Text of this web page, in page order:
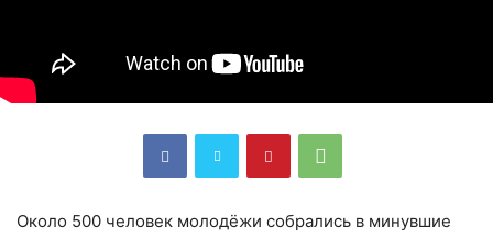
Около 500 человек молодёжи собрались в минувшие